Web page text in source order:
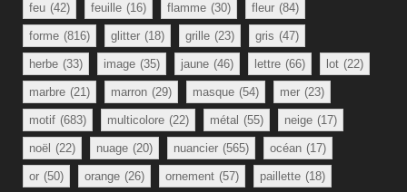
feu (42) feuille (16) flamme (30) fleur (84)
forme (816) glitter (18) grille (23) gris (47)
herbe (33) image (35) jaune (46) lettre (66) lot (22)
marbre (21) marron (29) masque (54) mer (23)
motif (683) multicolore (22) métal (55) neige (17)
noël (22) nuage (20) nuancier (565) océan (17)
or (50) orange (26) ornement (57) paillette (18)